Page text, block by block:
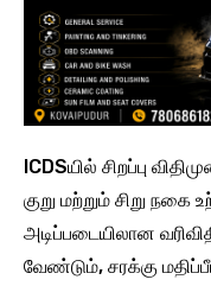
ICDSயில் சிறப்பு
குறு மற்றும் சிறு
அடிப்படையிலான
வேண்டும், சரக்கு